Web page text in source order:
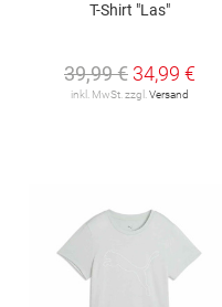
T-Shirt "Las"
39,99 € 34,99 €
inkl. MwSt. zzgl.Versand